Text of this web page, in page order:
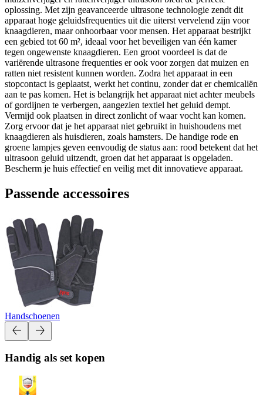
oplossing. Met zijn geavanceerde ultrasone technologie zendt dit
apparaat hoge geluidsfrequenties uit die uiterst vervelend zijn voor
knaagdieren, maar onhoorbaar voor mensen. Het apparaat bestrijkt
een gebied tot 60 m², ideaal voor het beveiligen van één kamer
tegen ongewenste knaagdieren. Een groot voordeel is dat de
variërende ultrasone frequenties er ook voor zorgen dat muizen en
ratten niet resistent kunnen worden. Zodra het apparaat in een
stopcontact is geplaatst, werkt het continu, zonder dat er chemicaliën
aan te pas komen. Het is belangrijk het apparaat niet achter meubels
of gordijnen te verbergen, aangezien textiel het geluid dempt.
Vermijd ook plaatsen in direct zonlicht of waar vocht kan komen.
Zorg ervoor dat je het apparaat niet gebruikt in huishoudens met
knaagdieren als huisdieren, zoals hamsters. De handige rode en
groene lampjes geven eenvoudig de status aan: rood betekent dat het
ultrasoon geluid uitzendt, groen dat het apparaat is opgeladen.
Bescherm je huis effectief en veilig met dit innovatieve apparaat.
Passende accessoires
Handschoenen
Handig als set kopen